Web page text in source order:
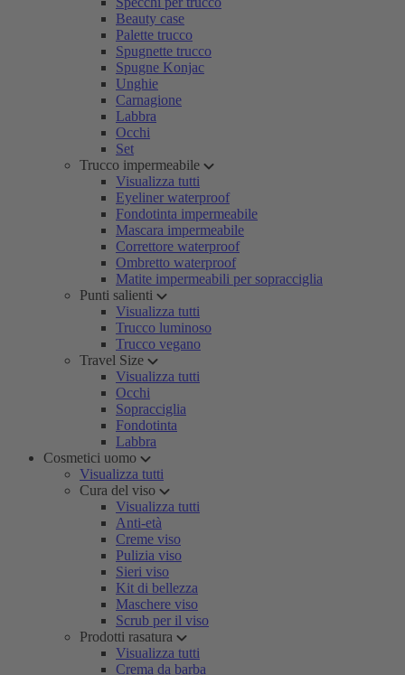
Beauty case
Palette trucco
Spugnette trucco
Spugne Konjac
Unghie
Carnagione
Labbra
Occhi
Set
Trucco impermeabile
Visualizza tutti
Eyeliner waterproof
Fondotinta impermeabile
Mascara impermeabile
Correttore waterproof
Ombretto waterproof
Matite impermeabili per sopracciglia
Punti salienti
Visualizza tutti
Trucco luminoso
Trucco vegano
Travel Size
Visualizza tutti
Occhi
Sopracciglia
Fondotinta
Labbra
Cosmetici uomo
Visualizza tutti
Cura del viso
Visualizza tutti
Anti-età
Creme viso
Pulizia viso
Sieri viso
Kit di bellezza
Maschere viso
Scrub per il viso
Prodotti rasatura
Visualizza tutti
Crema da barba